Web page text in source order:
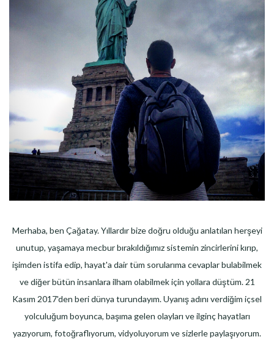
Merhaba, ben Çağatay. Yıllardır bize doğru olduğu anlatılan herşeyi
unutup, yaşamaya mecbur bırakıldığımız sistemin zincirlerini kırıp,
işimden istifa edip, hayat'a dair tüm sorularıma cevaplar bulabilmek
ve diğer bütün insanlara ilham olabilmek için yollara düştüm. 21
Kasım 2017'den beri dünya turundayım. Uyanış adını verdiğim içsel
yolculuğum boyunca, başıma gelen olayları ve ilginç hayatları
yazıyorum, fotoğraflıyorum, vidyoluyorum ve sizlerle paylaşıyorum.